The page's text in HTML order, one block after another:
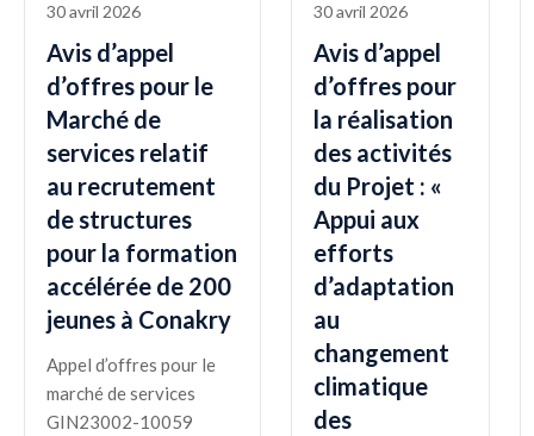
30 avril 2026
Avis d’appel
d’offres pour le
Marché de
services relatif
au recrutement
de structures
pour la formation
accélérée de 200
jeunes à Conakry
Appel d’offres pour le
marché de services
GIN23002-10059
30 avril 2026
Avis d’appel
d’offres pour
la réalisation
des activités
du Projet : «
Appui aux
efforts
d’adaptation
au
changement
climatique
des